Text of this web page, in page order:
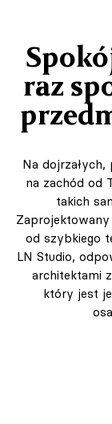
raz
Na
na zachód od
takich
Zaprojektowany
od szybkiego
LN Studio,
architektami
który jest